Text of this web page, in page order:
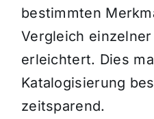
bestimmten
Vergleich
erleichtert. Dies
Katalogisierung
zeitsparend.